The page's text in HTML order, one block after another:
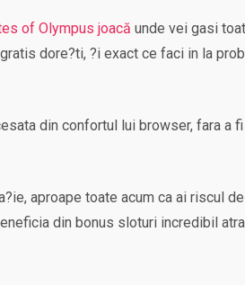
of Olympus joacă unde vei gasi
dore?ti, ?i exact ce faci in la
din confortul lui browser, fara a
aproape toate acum ca ai riscul
din bonus sloturi incredibil